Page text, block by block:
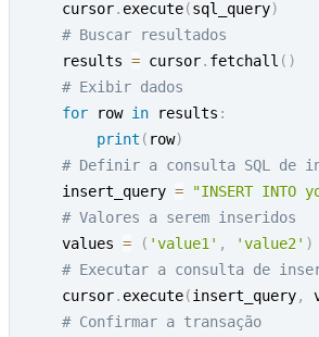
    cursor
. execute(sql_query)
# Buscar resultados
    results
= cursor. fetchall ( )
# Exibir dados
for row in results :
print ( row)
# Definir a consulta SQL de
    insert_query
=
"INSERT INTO
# Valores a serem inseridos
    values
= ( 'value1' , 'value2' )
# Executar a consulta de
    cursor
. execute(insert_query,
# Confirmar a transação